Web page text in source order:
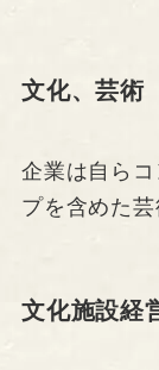
文化、芸術
企業は自ら
プを含めた
文化施設経